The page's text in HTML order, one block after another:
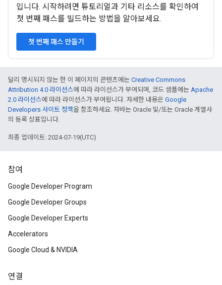
입니다. 시작하려면 튜토리얼과 기타 리소스를 확인하여
첫 번째 패스를 빌드하는 방법을 알아보세요.
첫 번째 패스 만들기
달리 명시되지 않는 한 이 페이지의 콘텐츠에는 Creative Commons
Attribution 4.0 라이선스에 따라 라이선스가 부여되며, 코드 샘플에는 Apache
2.0 라이선스에 따라 라이선스가 부여됩니다. 자세한 내용은 Google
Developers 사이트 정책을 참조하세요. 자바는 Oracle 및/또는 Oracle 계열사
의 등록 상표입니다.
최종 업데이트: 2024-07-19(UTC)
참여
Google Developer Program
Google Developer Groups
Google Developer Experts
Accelerators
Google Cloud & NVIDIA
연결